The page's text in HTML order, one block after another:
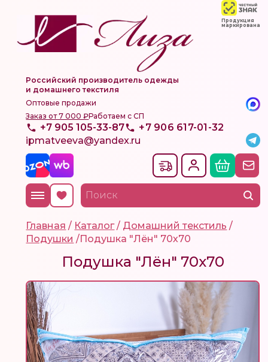
Российский производитель одежды
и домашнего текстиля
Оптовые продажи
Заказ от 7 000 ₽Работаем с СП
Продукция
маркирована
+7 905 105-33-87
+7 906 617-01-32
ipmatveeva@yandex.ru
Главная / Каталог/ Домашний текстиль /
Подушки /Подушка "Лён" 70х70
Подушка "Лён" 70х70